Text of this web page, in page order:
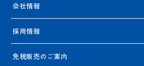
会社情報
採用情報
免税販売のご案内